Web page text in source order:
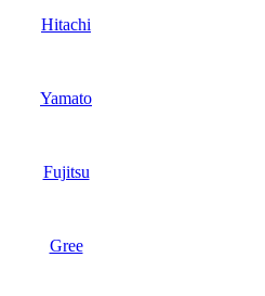
Hitachi
Yamato
Fujitsu
Gree